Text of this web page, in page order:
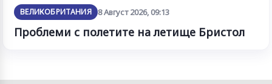
ВЕЛИКОБРИТАНИЯ 8 Август 2026, 09:13
Проблеми с полетите на летище Бристол